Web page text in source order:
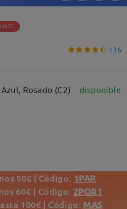
OFF
136
Rosado (C2) disponible
50€ | Código: 1PAR
60€ | Código: 2POR1
100€ | Código: MAS